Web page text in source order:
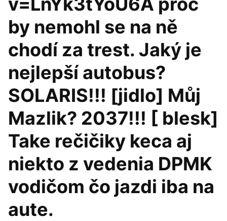
by nemohl se na ně
chodí za trest. Jaký je
nejlepší autobus?
SOLARIS!!! [jidlo] Můj
Mazlik? 2037!!! [ blesk]
Take rečičiky keca aj
niekto z vedenia DPMK
vodičom čo jazdi iba na
aute.